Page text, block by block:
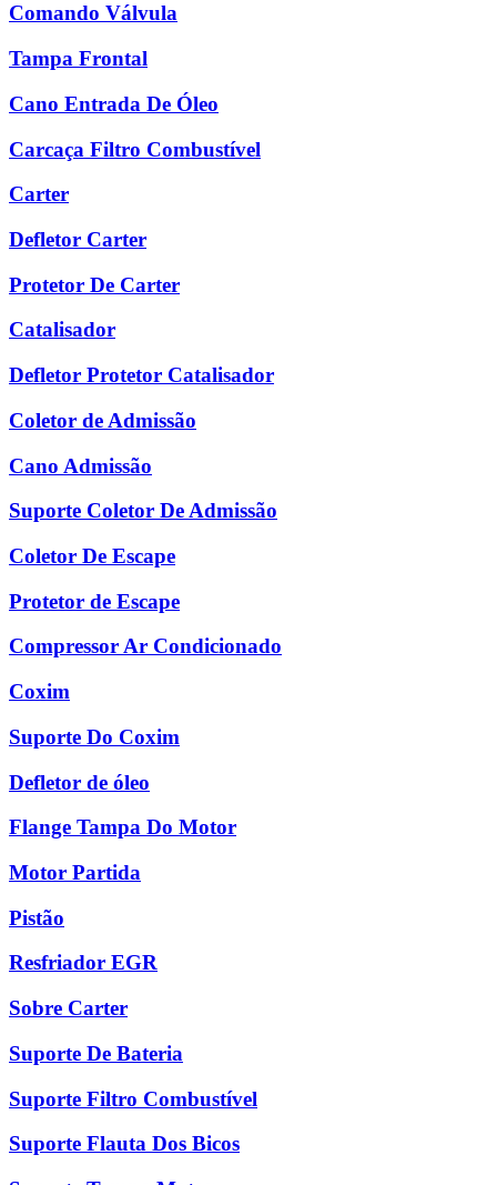
Comando Válvula
Tampa Frontal
Cano Entrada De Óleo
Carcaça Filtro Combustível
Carter
Defletor Carter
Protetor De Carter
Catalisador
Defletor Protetor Catalisador
Coletor de Admissão
Cano Admissão
Suporte Coletor De Admissão
Coletor De Escape
Protetor de Escape
Compressor Ar Condicionado
Coxim
Suporte Do Coxim
Defletor de óleo
Flange Tampa Do Motor
Motor Partida
Pistão
Resfriador EGR
Sobre Carter
Suporte De Bateria
Suporte Filtro Combustível
Suporte Flauta Dos Bicos